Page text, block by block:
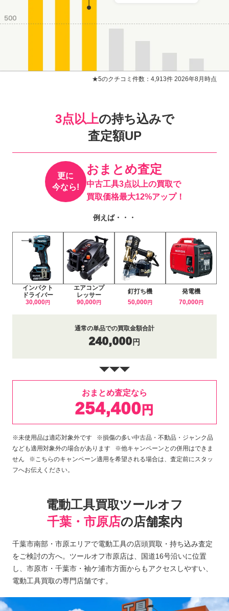
★5のクチコミ件数：4,913件 2026年8月時点
3点以上の持ち込みで
査定額UP
更に
今なら!
おまとめ査定
中古工具3点以上の買取で
買取価格最大12%アップ！
例えば・・・
インパクト
ドライバー
30,000円
エアコンプ
レッサー
90,000円
釘打ち機
50,000円
発電機
70,000円
通常の単品での買取金額合計
240,000 円
おまとめ査定なら
254,400 円
※未使用品は適応対象外です ※損傷の多い中古品・不動品・ジャンク品
なども適用対象外の場合があります ※他キャンペーンとの併用はできま
せん ※こちらのキャンペーン適用を希望される場合は、査定前にスタッ
フへお伝えください。
電動工具買取ツールオフ
千葉・市原店の店舗案内
千葉市南部・市原エリアで電動工具の店頭買取・持ち込み査定
をご検討の方へ。ツールオフ市原店は、国道16号沿いに位置
し、市原市・千葉市・袖ケ浦市方面からもアクセスしやすい、
電動工具買取の専門店舗です。